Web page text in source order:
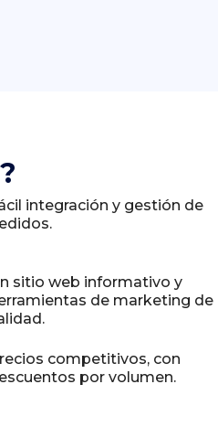
integración y gestión de
sitio web informativo y
de marketing de
competitivos, con
por volumen.